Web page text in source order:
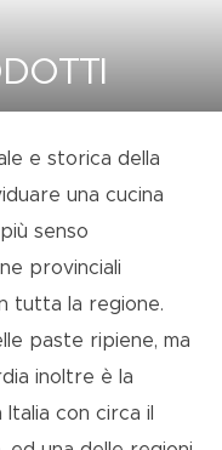
e storica della
una cucina
senso
provinciali
tutta la regione.
paste ripiene, ma
inoltre è la
con circa il